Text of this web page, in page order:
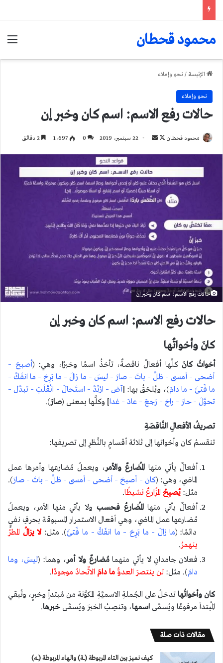
محمود قحطان
الرّئيسة / نحو وإملاء
نحو وإملاء
حالات رفع الاسم: اسم كان وخبر إن
محمود قحطان
تابعأرسل
22 سبتمبر، 2019 0 1٬697
حالات رفع الاسم: اسم كان وخبر إن
حالات رفع الاسم: اسم كان وخبر إن
كانَ وأخواتُها
أخواتُ كانَكلَّها أفعالٌ ناقصةٌ، تأخذُ اسمًا وخبرًا، وهي: (أصبحَ –
أضحى – أمسى – ظلَّ – باتَ – صارَ – ليسَ – ما زالَ – ما بَرِحَ – ما انفَكَّ –
ما فَتئَ – ما دامَ)، ويُلحَقُ بها: [ آض – ارْتَدَّ – استَحالَ – انْقَلَبَ – تبدَّل –
تحوَّلَ – حارَ – راحَ – رَجعَ – عادَ – غدا ] وكلَّها بمعنى (صارَ).
تصريفُ الأفعالِ النَّاقصَةِ
تنقسمُ كان وأخواتها إلى ثلاثة أقسامٍ بالنَّظرِ إلى تصريفها:
أفعالٌ يأتي منها المُضارعٌ والأمر ، ويعملُ مُضارعها وأمرها عمل
الماضي، وهي: (كان – أصبحَ – أضحى – أمسى – ظلَّ – باتَ – صارَ).
مثل: يُصبِحُ المُزارعٌ نشيطًا.
أفعالٌ يأتي منهاالمُضارعُ فحسب ولا يأتي منها الأمر، ويعملُ
مُضارعها عمل الماضي، وهي أفعال الاستمرار المسبوقة بحرفِ نفيٍ
دائمًا: (ما زالَ – ما بَرِحَ – ما انفَكَّ – ما فَتئَ). مثل:لا يزالُ المطرُ
ينهمرُ.
فعلان جامدانِ لا يأتي منهمامُضارعٌ ولا أمر ، وهما: (ليسَ، وما
دامَ). مثل: لن ينتصرَ العدوُّ ما دامَ الاتِّحادُ موجودًا.
كان وأخواتُها تدخلُ على الجُملةِ الاسميَّةِ المكوَّنة من مُبتدأٍ وخبرٍ، وتُبقي
المُبتدأ مرفوعًا ويُسمَّى اسمها، وتنصِبُ الخبرَ ويُسمَّى خبرها.
مقالات ذات صلة
كيف نميز بين التاء المربوطة (ـــة) والهاء المربوطة (ـــه)